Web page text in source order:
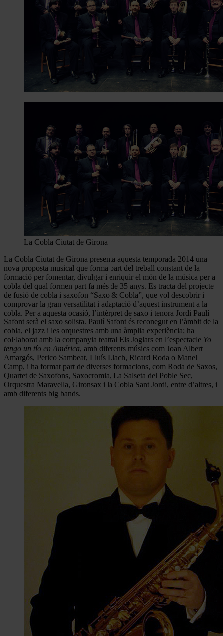
La Cobla Ciutat de Girona
La Cobla Ciutat de Girona presenta aquesta temporada 2014 una
nova proposta musical que forma part del treball constant de la
formació per fomentar, divulgar i enriquir el món de la música per a
cobla del qual formen part fa més de 35 anys. Es tracta del projecte
de fusió de cobla i saxofon “Saxo & Cobla”, que vol descobrir i
comprovar la gran versatilitat i adaptació d’aquest instrument a la
cobla. Per a aquesta ocasió, l’intèrpret de saxo i tenora Jordi Paulí
Safont serà el saxo solista. Paulí Safont és reconegut en l’àmbit de la
cobla, el jazz i les orquestres amb una àmplia experiència; ha
col·laborat amb la companyia teatral Els Joglars en l’espectacle Yo
tengo un tío en América, amb diferents músics com Joan Albert
Amargós, Perico Sambeat, Lluís Llach, Ricard Roda o Manel
Camp, i ha format part de diverses formacions, com Roda de Saxos,
Quartet de Saxofons, Saxocromia, La Salseta del Poble Sec,
Orquestra Maravella, Gironsax i la Cobla Sant Jordi, entre d’altres, i
amb diferents big bands.